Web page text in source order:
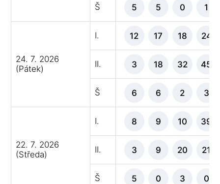
Š 5 5 0 1
24. 7. 2026
(Pátek)
I. 12 17 18 24
II. 3 18 32 45
Š 6 6 2 3
22. 7. 2026
(Středa)
I. 8 9 10 39
II. 3 9 20 21
Š 5 0 3 0